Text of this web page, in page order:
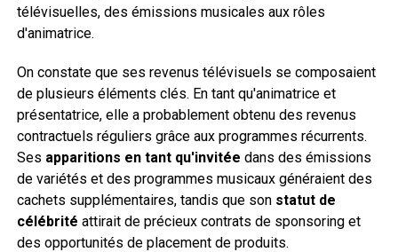
télévisuelles, des émissions musicales aux rôles
d'animatrice.
On constate que ses revenus télévisuels se composaient
de plusieurs éléments clés. En tant qu'animatrice et
présentatrice, elle a probablement obtenu des revenus
contractuels réguliers grâce aux programmes récurrents.
Ses apparitions en tant qu'invitée dans des émissions
de variétés et des programmes musicaux généraient des
cachets supplémentaires, tandis que son statut de
célébrité attirait de précieux contrats de sponsoring et
des opportunités de placement de produits.